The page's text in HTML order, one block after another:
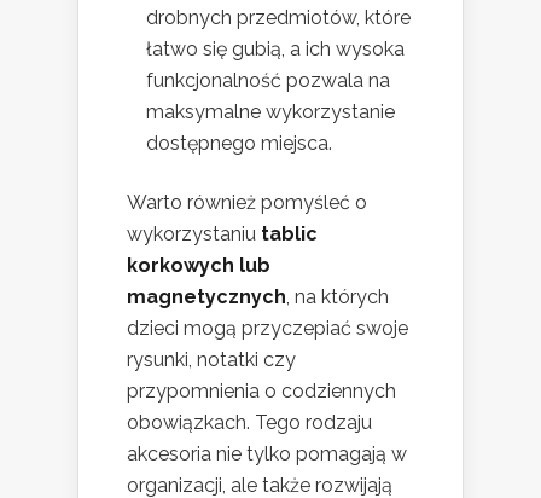
drobnych przedmiotów, które
łatwo się gubią, a ich wysoka
funkcjonalność pozwala na
maksymalne wykorzystanie
dostępnego miejsca.
Warto również pomyśleć o
wykorzystaniu tablic
korkowych lub
magnetycznych, na których
dzieci mogą przyczepiać swoje
rysunki, notatki czy
przypomnienia o codziennych
obowiązkach. Tego rodzaju
akcesoria nie tylko pomagają w
organizacji, ale także rozwijają